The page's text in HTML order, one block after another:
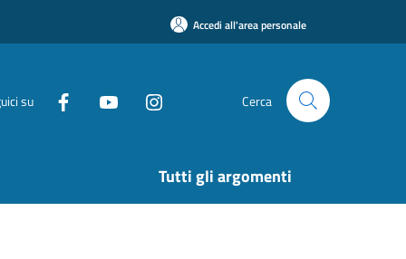
Accedi all'area personale
su Cerca
Tutti gli argomenti